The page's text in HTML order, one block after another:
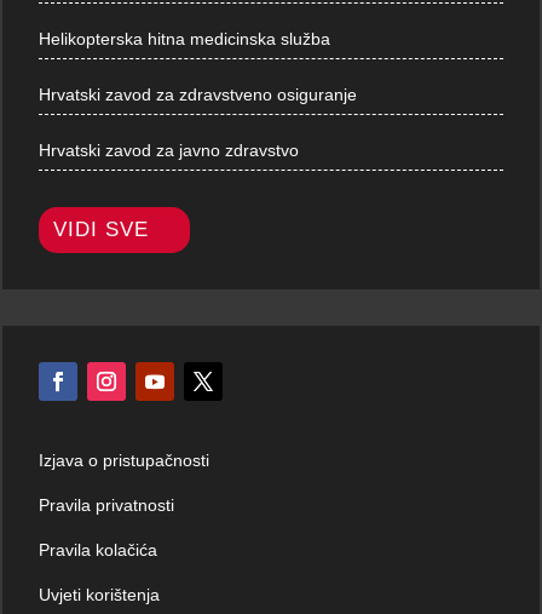
Helikopterska hitna medicinska služba
Hrvatski zavod za zdravstveno osiguranje
Hrvatski zavod za javno zdravstvo
VIDI SVE
Izjava o pristupačnosti
Pravila privatnosti
Pravila kolačića
Uvjeti korištenja